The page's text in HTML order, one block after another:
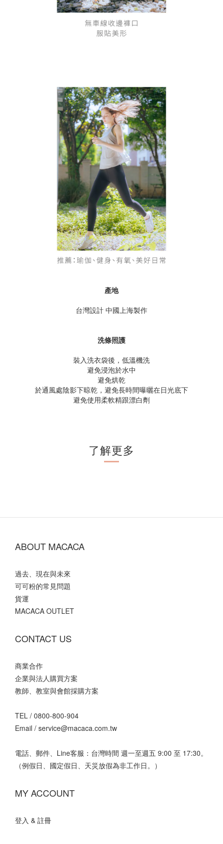
產地
台灣設計 中國上海製作
洗條照護
裝入洗衣袋後，低溫機洗
避免浸泡於水中
避免烘乾
於通風處陰影下晾乾，避免長時間曝曬在日光底下
避免使用柔軟精跟漂白劑
了解更多
ABOUT MACACA
過去、現在與未來
可可粉的常見問題
貨運
MACACA OUTLET
CONTACT US
商業合作
企業與法人購買方案
教師、教室與會館採購方案
TEL / 0800-800-904
Email / service@macaca.com.tw
電話、郵件、Line客服：台灣時間 週一至週五 9:00 至 17:30。
（例假日、國定假日、天災放假為非工作日。）
MY ACCOUNT
登入 & 註冊